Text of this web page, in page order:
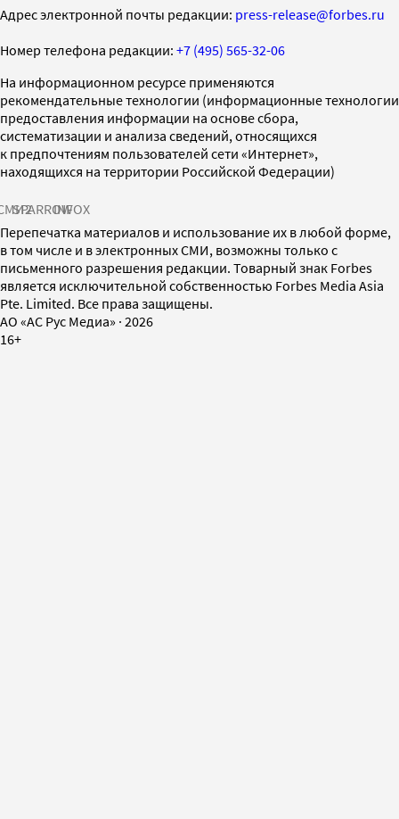
Адрес электронной почты редакции: press-release@forbes.ru
Номер телефона редакции: +7 (495) 565-32-06
На информационном ресурсе применяются
рекомендательные технологии (информационные технологии
предоставления информации на основе сбора,
систематизации и анализа сведений, относящихся
к предпочтениям пользователей сети «Интернет»,
находящихся на территории Российской Федерации)
SPARROWINFOX
Перепечатка материалов и использование их в любой форме,
в том числе и в электронных СМИ, возможны только с
письменного разрешения редакции. Товарный знак Forbes
является исключительной собственностью Forbes Media Asia
Pte. Limited. Все права защищены.
AO «АС Рус Медиа» · 2026
16+